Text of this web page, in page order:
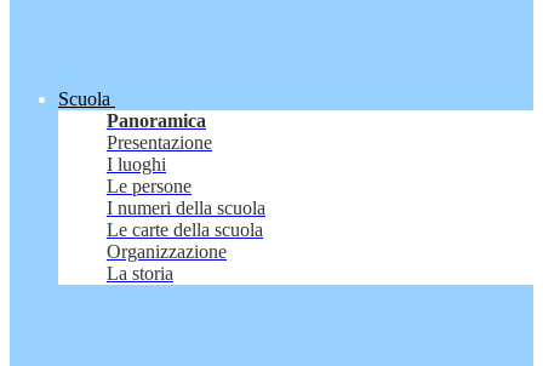
Scuola
Panoramica
Presentazione
I luoghi
Le persone
I numeri della scuola
Le carte della scuola
Organizzazione
La storia